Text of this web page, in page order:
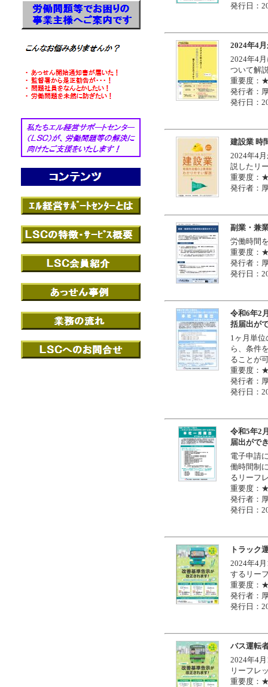
発行日：
2024年4
2024年4
ついて解
重要度
発行者：
発行日：
建設業 時
2024年4
説したリ
重要度
発行者：
副業・兼
労働時間
重要度
発行者：
発行日：
令和6年2
括届出が
1ヶ月単
ら、条件
ることが
重要度
発行者：
発行日：
令和5年2
届出がで
電子申請
働時間制
るリーフ
重要度
発行者：
発行日：
トラック
2024年4
するリー
重要度
発行者：
発行日：
バス運転
2024年4
リーフレ
重要度